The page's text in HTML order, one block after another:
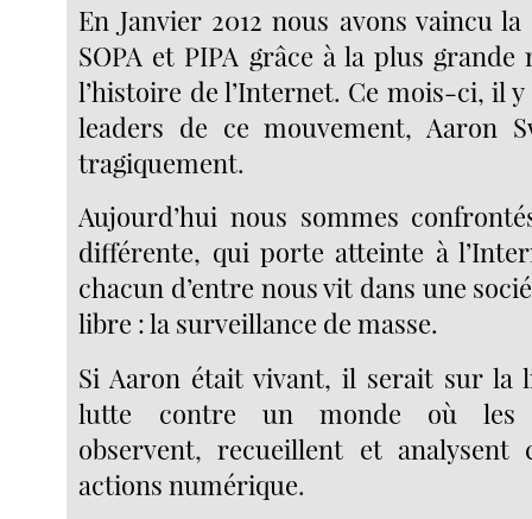
En Janvier 2012 nous avons vaincu
SOPA et PIPA grâce à la plus
l’histoire de l’Internet. Ce mois-ci, il y
leaders de ce mouvement, Aaron
tragiquement.
Aujourd’hui nous sommes
différente, qui porte atteinte à
chacun d’entre nous vit dans une
libre : la surveillance de masse.
Si Aaron était vivant, il serait sur ​​la
lutte contre un monde où les
observent, recueillent et analysent
actions numérique.